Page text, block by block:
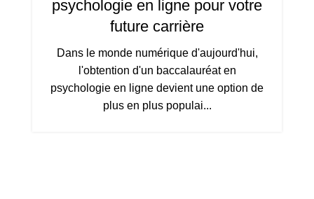
psychologie en ligne pour votre
future carrière
Dans le monde numérique d'aujourd'hui,
l'obtention d'un baccalauréat en
psychologie en ligne devient une option de
plus en plus populai...